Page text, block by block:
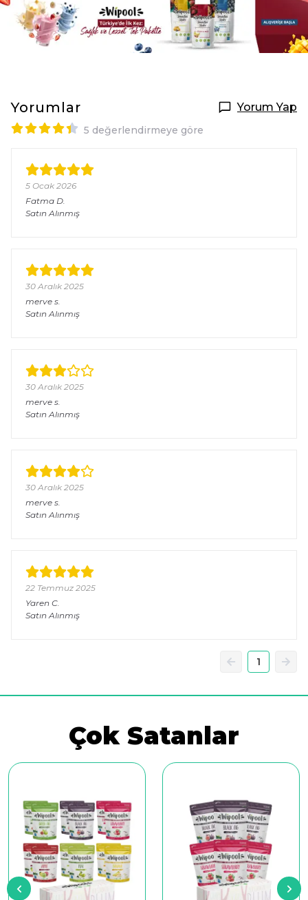
Yorumlar Yorum Yap
5 değerlendirmeye göre
5 Ocak 2026
Fatma D.
Satın Alınmış
30 Aralık 2025
merve s.
Satın Alınmış
30 Aralık 2025
merve s.
Satın Alınmış
30 Aralık 2025
merve s.
Satın Alınmış
22 Temmuz 2025
Yaren C.
Satın Alınmış
1
Çok Satanlar